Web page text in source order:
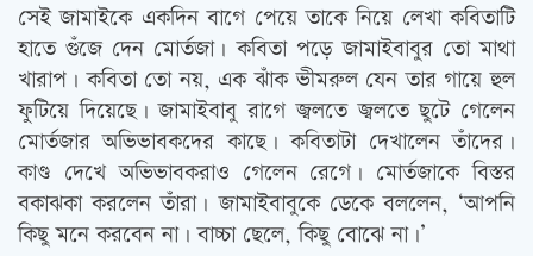
সেই জামাইকে একদিন বাগে পেয়ে তাকে নিয়ে লেখা কবিতাটি
হাতে গুঁজে দেন মোর্তজা। কবিতা পড়ে জামাইবাবুর তো মাথা
খারাপ। কবিতা তো নয়, এক ঝাঁক ভীমরুল যেন তার গায়ে হুল
ফুটিয়ে দিয়েছে। জামাইবাবু রাগে জ্বলতে জ্বলতে ছুটে গেলেন
মোর্তজার অভিভাবকদের কাছে। কবিতাটা দেখালেন তাঁদের।
কাণ্ড দেখে অভিভাবকরাও গেলেন রেগে। মোর্তজাকে বিস্তর
বকাঝকা করলেন তাঁরা। জামাইবাবুকে ডেকে বললেন, ‘আপনি
কিছু মনে করবেন না। বাচ্চা ছেলে, কিছু বোঝে না।’